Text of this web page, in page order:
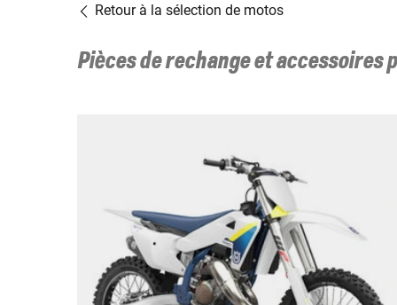
Retour à la sélection de motos
Pièces de rechange et accessoires